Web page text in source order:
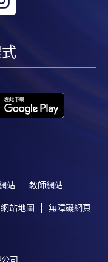
站 教師網站
網站地圖 無障礙網頁
司